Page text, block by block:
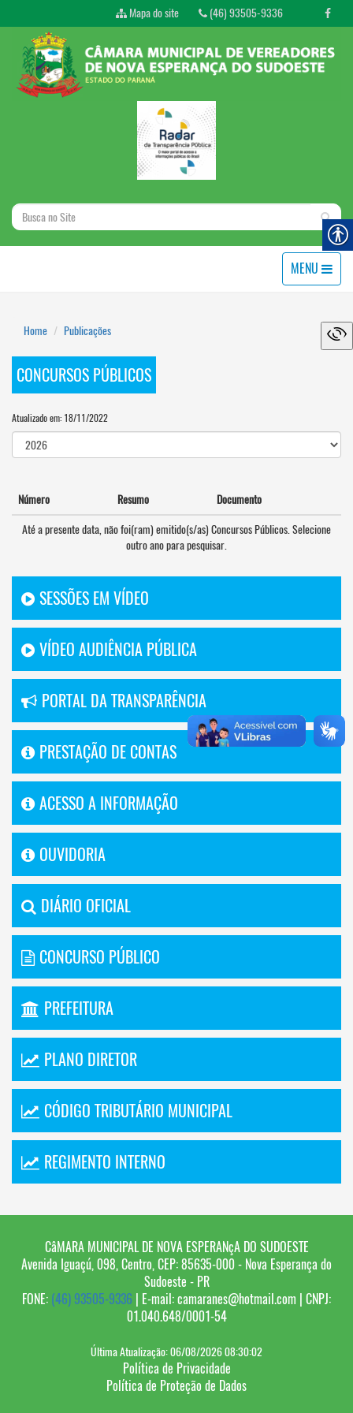
Mapa do site (46) 93505-9336
MENU
Home Publicações
CONCURSOS PÚBLICOS
Atualizado em: 18/11/2022
Número Resumo
Documento
Até a presente data, não foi(ram) emitido(s/as) Concursos Públicos. Selecione
outro ano para pesquisar.
SESSÕES EM VÍDEO
VÍDEO AUDIÊNCIA PÚBLICA
PORTAL DA TRANSPARÊNCIA
PRESTAÇÃO DE CONTAS
ACESSO A INFORMAÇÃO
OUVIDORIA
DIÁRIO OFICIAL
CONCURSO PÚBLICO
PREFEITURA
PLANO DIRETOR
CÓDIGO TRIBUTÁRIO MUNICIPAL
REGIMENTO INTERNO
CâMARA MUNICIPAL DE NOVA ESPERANçA DO SUDOESTE
Avenida Iguaçú, 098, Centro, CEP: 85635-000 - Nova Esperança do
Sudoeste - PR
FONE: (46) 93505-9336 | E-mail:camaranes@hotmail.com | CNPJ:
01.040.648/0001-54
Última Atualização: 06/08/2026 08:30:02
Política de Privacidade
Política de Proteção de Dados